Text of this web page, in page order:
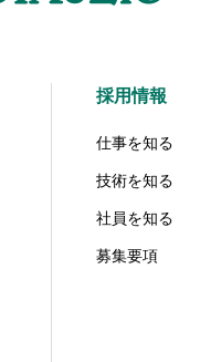
採用情報
仕事を知る
技術を知る
社員を知る
募集要項